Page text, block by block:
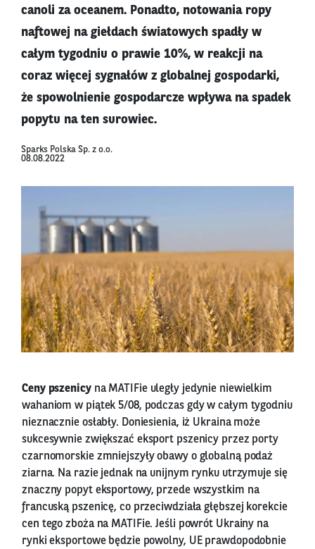
canoli za oceanem. Ponadto, notowania ropy
naftowej na giełdach światowych spadły w
całym tygodniu o prawie 10%, w reakcji na
coraz więcej sygnałów z globalnej gospodarki,
że spowolnienie gospodarcze wpływa na spadek
popytu na ten surowiec.
Sparks Polska Sp. z o.o.
08.08.2022
Ceny pszenicy na MATIFie uległy jedynie niewielkim
wahaniom w piątek 5/08, podczas gdy w całym tygodniu
nieznacznie osłabły. Doniesienia, iż Ukraina może
sukcesywnie zwiększać eksport pszenicy przez porty
czarnomorskie zmniejszyły obawy o globalną podaż
ziarna. Na razie jednak na unijnym rynku utrzymuje się
znaczny popyt eksportowy, przede wszystkim na
francuską pszenicę, co przeciwdziała głębszej korekcie
cen tego zboża na MATIFie. Jeśli powrót Ukrainy na
rynki eksportowe będzie powolny, UE prawdopodobnie